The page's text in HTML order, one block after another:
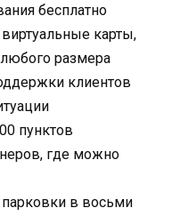
бесплатно
карты,
размера
клиентов
пунктов
где можно
в восьми